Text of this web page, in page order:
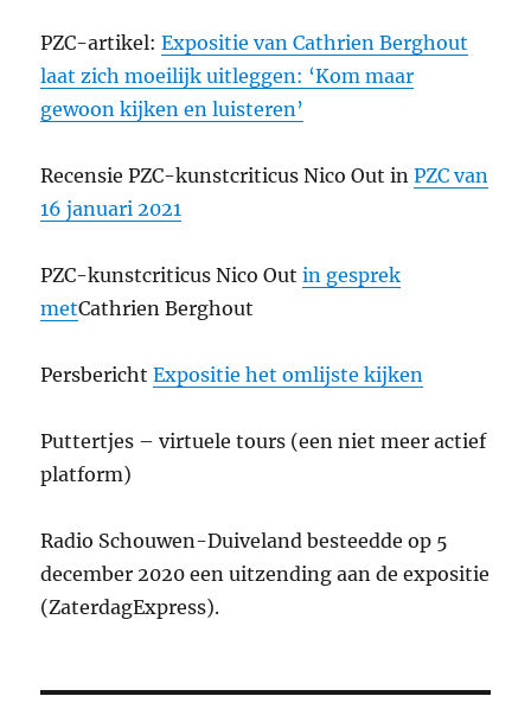
PZC-artikel:Expositie van Cathrien Berghout
laat zich moeilijk uitleggen: ‘Kom maar
gewoon kijken en luisteren’
Recensie PZC-kunstcriticus Nico Out inPZC van
16 januari 2021
PZC-kunstcriticus Nico Outin gesprek
metCathrien Berghout
PersberichtExpositie het omlijste kijken
Puttertjes – virtuele tours (een niet meer actief
platform)
Radio Schouwen-Duiveland besteedde op 5
december 2020 een uitzending aan de expositie
(ZaterdagExpress).